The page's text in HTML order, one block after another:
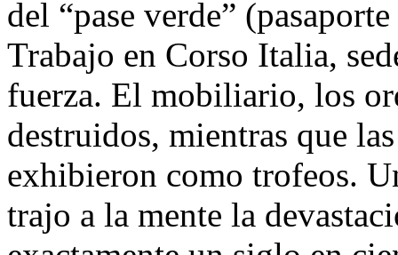
del “pase verde”
Trabajo en Corso Italia,
fuerza. El mobiliario, los
destruidos, mientras que
exhibieron como trofeos.
trajo a la mente la